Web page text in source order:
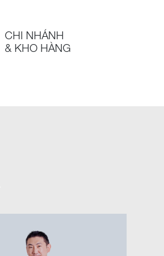
CHI NHÁNH
& KHO HÀNG